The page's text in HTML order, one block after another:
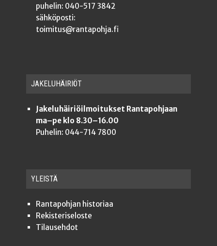
puhelin: 040-517 3842
sähköposti:
toimitus@rantapohja.fi
JAKE­LU­HÄI­RIÖT
Jakeluhäiriöilmoitukset Rantapohjaan
ma–pe klo 8.30–16.00
Puhelin: 044-714 7800
YLEISTÄ
Ran­ta­poh­jan historiaa
Rekis­te­ri­se­los­te
Tilauseh­dot